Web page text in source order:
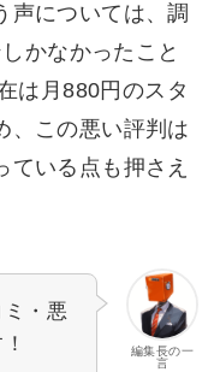
声については、調
かなかったこと
は月880円のスタ
、この悪い評判は
ている点も押さえ
編集長の一
言
・悪